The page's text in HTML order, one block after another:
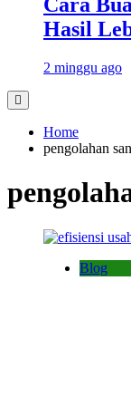
Hasil
2 minggu ago
Home
pengolahan
Blog